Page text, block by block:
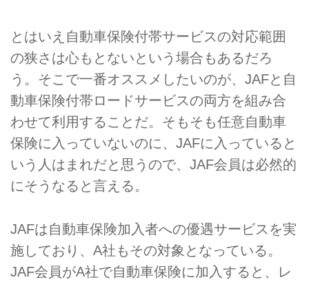
とはいえ自動車保険付帯サービスの対応範囲
の狭さは心もとないという場合もあるだろ
う。そこで一番オススメしたいのが、JAFと自
動車保険付帯ロードサービスの両方を組み合
わせて利用することだ。そもそも任意自動車
保険に入っていないのに、JAFに入っていると
いう人はまれだと思うので、JAF会員は必然的
にそうなると言える。
JAFは自動車保険加入者への優遇サービスを実
施しており、A社もその対象となっている。
JAF会員がA社で自動車保険に加入すると、レ